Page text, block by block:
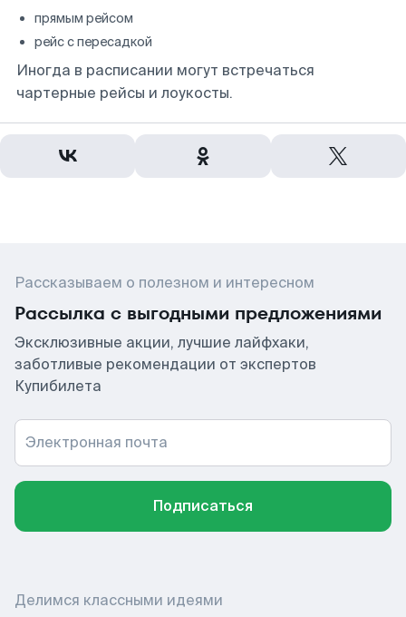
прямым рейсом
рейс с пересадкой
Иногда в расписании могут встречаться
чартерные рейсы и лоукосты.
Рассказываем о полезном и интересном
Рассылка с выгодными предложениями
Эксклюзивные акции, лучшие лайфхаки,
заботливые рекомендации от экспертов
Купибилета
Электронная почта
Подписаться
Делимся классными идеями